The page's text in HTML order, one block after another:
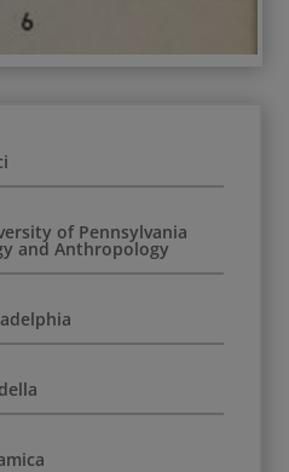
of Pennsylvania
and Anthropology